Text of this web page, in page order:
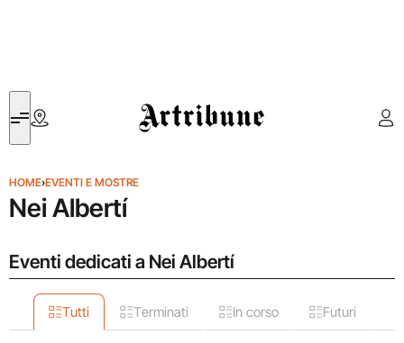
Artribune
HOME›EVENTI E MOSTRE
Nei Albertí
Eventi dedicati a Nei Albertí
Tutti Terminati In corso Futuri